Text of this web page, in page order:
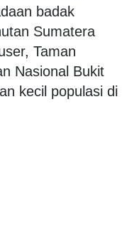
badak
Sumatera
Taman
Nasional Bukit
kecil populasi di